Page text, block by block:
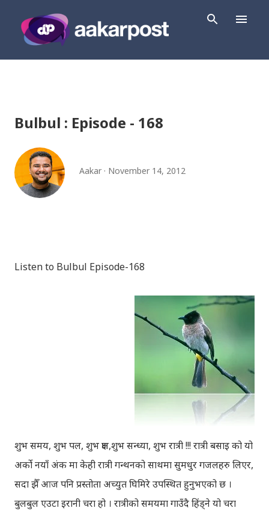
Bulbul : Episode - 168
Aakar November 14, 2012
Listen to Bulbul Episode-168
शुभ समय, शुभ पल, शुभ क्षण,शुभ सन्ध्या, शुभ रात्री !!! रात्री बसाइ को यो
अर्को नयाँ अंक मा केही रात्री गन्थनको साथमा सुमधुर गजलहरु लिएर,
सदा झैँ आज पनि प्रस्तोता अच्युत घिमिरे उपस्थित हुनुभएको छ ।
बुलबुल एउटा इरानी चरा हो । रात्रीको समयमा गाउँदै हिंड्‍ने यो चरा